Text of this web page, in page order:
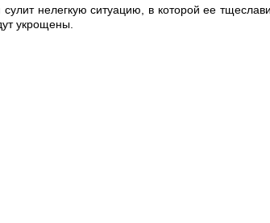
нелегкую ситуацию, в которой ее
укрощены.